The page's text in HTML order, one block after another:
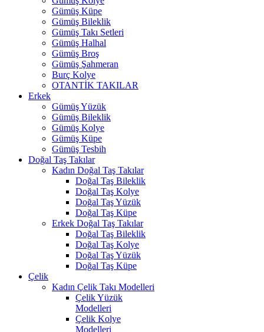
Gümüş Küpe
Gümüş Bileklik
Gümüş Takı Setleri
Gümüş Halhal
Gümüş Broş
Gümüş Şahmeran
Burç Kolye
OTANTİK TAKILAR
Erkek
Gümüş Yüzük
Gümüş Bileklik
Gümüş Kolye
Gümüş Küpe
Gümüş Tesbih
Doğal Taş Takılar
Kadın Doğal Taş Takılar
Doğal Taş Bileklik
Doğal Taş Kolye
Doğal Taş Yüzük
Doğal Taş Küpe
Erkek Doğal Taş Takılar
Doğal Taş Bileklik
Doğal Taş Kolye
Doğal Taş Yüzük
Doğal Taş Küpe
Çelik
Kadın Çelik Takı Modelleri
Çelik Yüzük
Modelleri
Çelik Kolye
Modelleri